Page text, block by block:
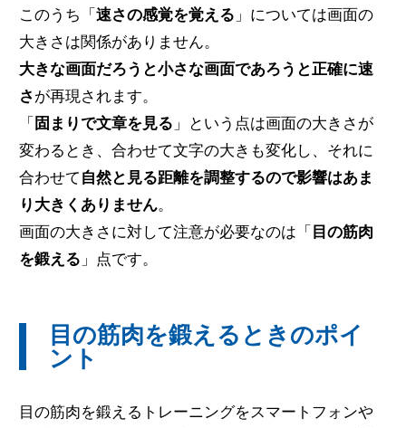
このうち「 速さの感覚を覚える 」については画面の
大きさは関係がありません。
大きな画面だろうと小さな画面であろうと正確に速
さが再現されます。
「 固まりで文章を見る 」という点は画面の大きさが
変わるとき、合わせて文字の大きも変化し、それに
合わせて 自然と見る距離を調整するので影響はあま
り大きくありません。
画面の大きさに対して注意が必要なのは「 目の筋肉
を鍛える 」点です。
目の筋肉を鍛えるときのポイ
ント
目の筋肉を鍛えるトレーニングをスマートフォンや